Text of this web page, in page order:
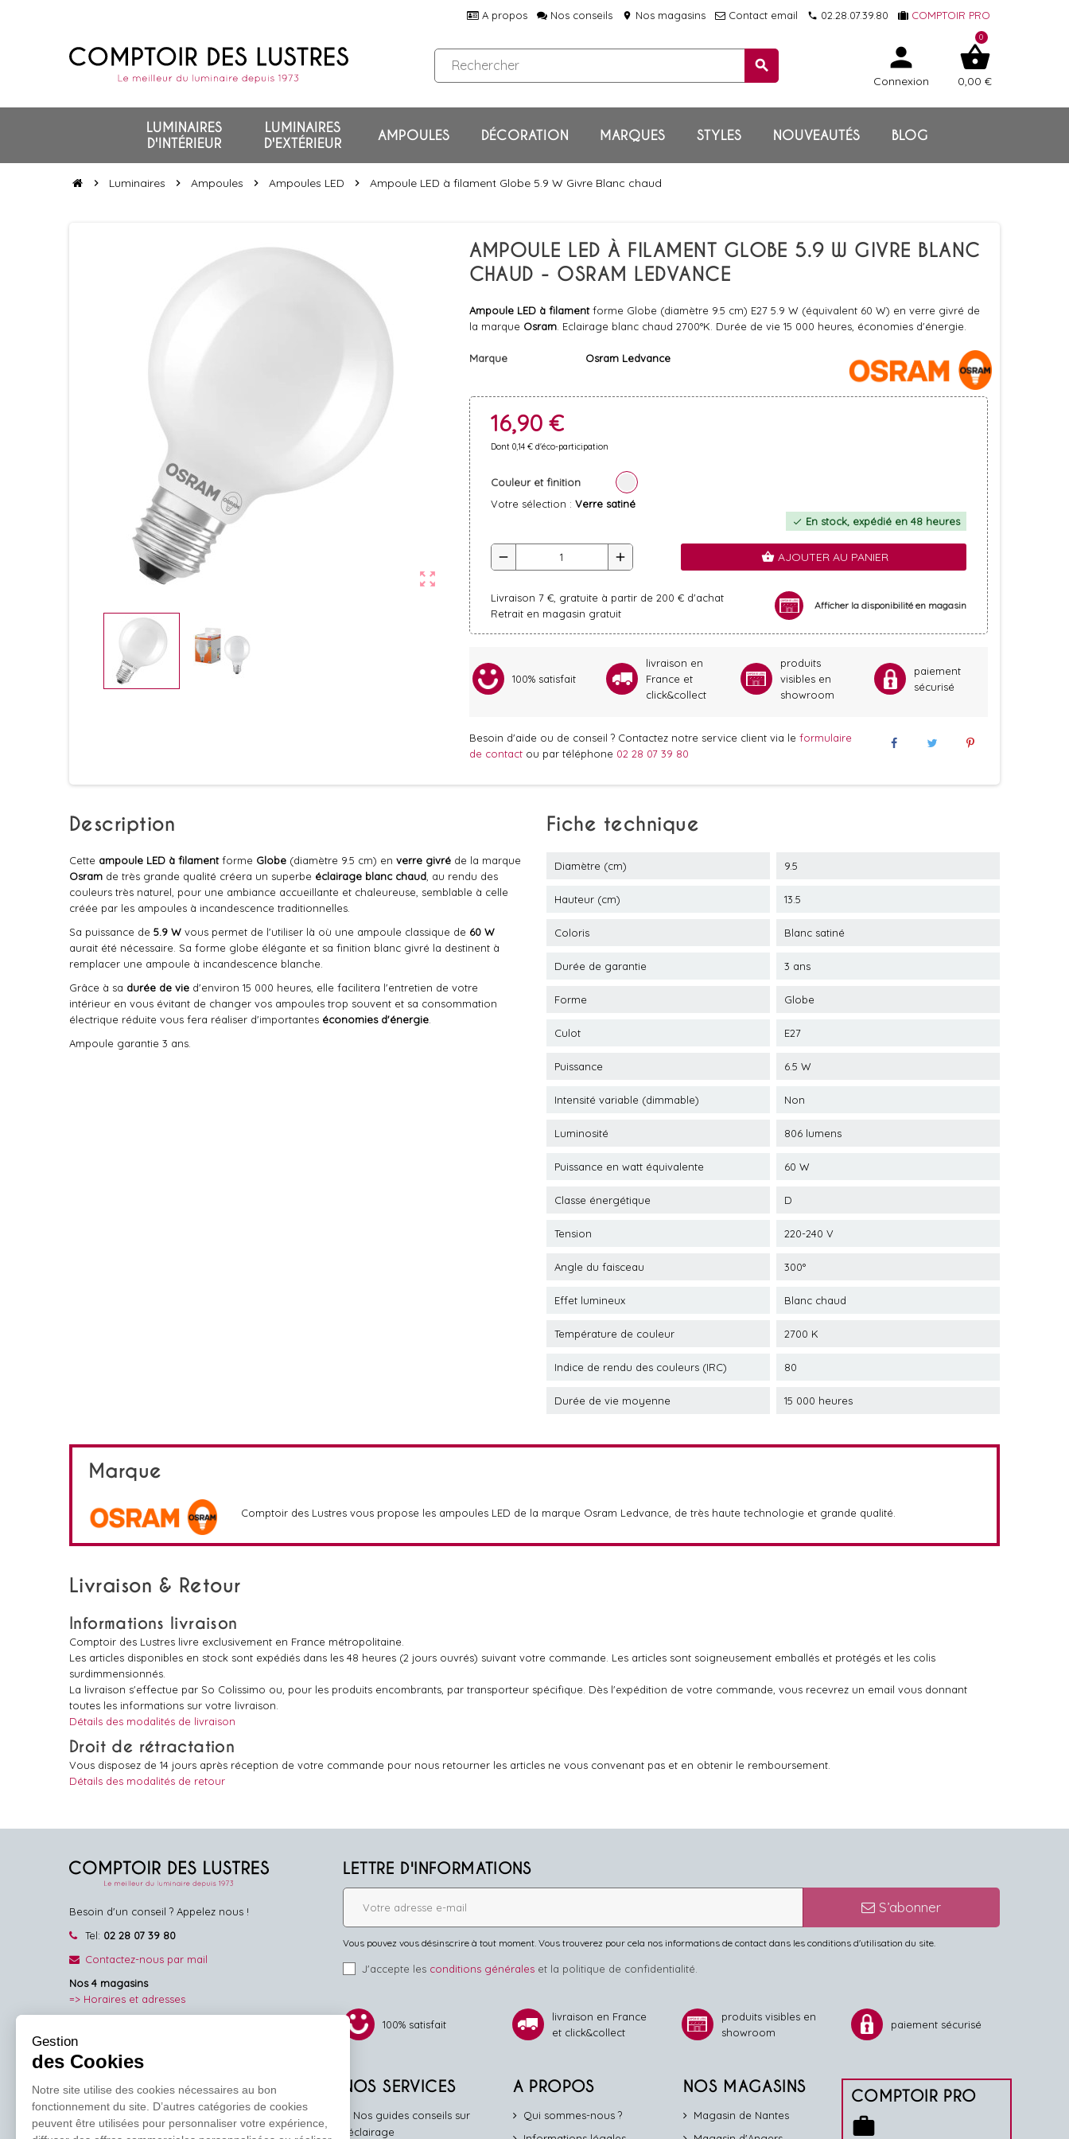
A propos Nos conseils location_on Nos magasins Contact email local_phone 02.28.07.39.80 COMPTOIR PRO
search person
Connexion
shopping_basket
0,00 €
0
LUMINAIRES
D'INTÉRIEUR
LUMINAIRES
D'EXTÉRIEUR
AMPOULES DÉCORATION MARQUES STYLES NOUVEAUTÉS BLOG
chevron_right Luminaires chevron_right Ampoules chevron_right Ampoules LED chevron_right Ampoule LED à filament Globe 5.9 W Givre Blanc chaud
zoom_out_map
AMPOULE LED À FILAMENT GLOBE 5.9 W GIVRE BLANC
CHAUD - OSRAM LEDVANCE
Ampoule LED à filamentforme Globe (diamètre 9.5 cm) E27 5.9 W (équivalent 60 W) en verre givré de
la marque Osram. Eclairage blanc chaud 2700°K. Durée de vie 15 000 heures, économies d'énergie.
Marque Osram Ledvance
16,90 €
Dont 0,14 € d'éco-participation
Couleur et finition
Votre sélection : Verre satiné
check En stock, expédié en 48 heures
remove add shopping_basket AJOUTER AU PANIER
Livraison 7 €, gratuite à partir de 200 € d'achat
Retrait en magasin gratuit
Afficher la disponibilité en magasin
100% satisfait
livraison en
France et
click&collect
produits
visibles en
showroom
paiement
sécurisé
Besoin d'aide ou de conseil ? Contactez notre service client via le formulaire
de contact ou par téléphone 02 28 07 39 80
Description
Cette ampoule LED à filamentforme Globe (diamètre 9.5 cm) en verre givré de la marque
Osram de très grande qualité créera un superbe éclairage blanc chaud , au rendu des
couleurs très naturel, pour une ambiance accueillante et chaleureuse, semblable à celle
créée par les ampoules à incandescence traditionnelles.
Sa puissance de 5.9 W vous permet de l'utiliser là où une ampoule classique de 60 W
aurait été nécessaire. Sa forme globe élégante et sa finition blanc givré la destinent à
remplacer une ampoule à incandescence blanche.
Grâce à sa durée de vie d'environ 15 000 heures, elle facilitera l'entretien de votre
intérieur en vous évitant de changer vos ampoules trop souvent et sa consommation
électrique réduite vous fera réaliser d'importantes économies d'énergie
Ampoule garantie 3 ans.
Fiche technique
Diamètre (cm) 9.5
Hauteur (cm) 13.5
Coloris Blanc satiné
Durée de garantie 3 ans
Forme Globe
Culot E27
Puissance 6.5 W
Intensité variable (dimmable) Non
Luminosité 806 lumens
Puissance en watt équivalente 60 W
Classe énergétique D
Tension 220-240 V
Angle du faisceau 300°
Effet lumineux Blanc chaud
Température de couleur 2700 K
Indice de rendu des couleurs (IRC) 80
Durée de vie moyenne 15 000 heures
Marque
Comptoir des Lustres vous propose les ampoules LED de la marque Osram Ledvance, de très haute technologie et grande qualité.
Livraison & Retour
Informations livraison
Comptoir des Lustres livre exclusivement en France métropolitaine.
Les articles disponibles en stock sont expédiés dans les 48 heures (2 jours ouvrés) suivant votre commande. Les articles sont soigneusement emballés et protégés et les colis
surdimmensionnés.
La livraison s'effectue par So Colissimo ou, pour les produits encombrants, par transporteur spécifique. Dès l'expédition de votre commande, vous recevrez un email vous donnant
toutes les informations sur votre livraison.
Détails des modalités de livraison
Droit de rétractation
Vous disposez de 14 jours après réception de votre commande pour nous retourner les articles ne vous convenant pas et en obtenir le remboursement.
Détails des modalités de retour
Besoin d'un conseil ? Appelez nous !
Tel: 02 28 07 39 80
Contactez-nous par mail
Nos 4 magasins
=> Horaires et adresses
NOUS SUIVRE
Facebook
LETTRE D'INFORMATIONS
S’abonner
Vous pouvez vous désinscrire à tout moment. Vous trouverez pour cela nos informations de contact dans les conditions d'utilisation du site.
J'accepte les conditions généraleset la politique de confidentialité.
100% satisfait
livraison en France
et click&collect
produits visibles en
showroom
paiement sécurisé
NOS SERVICES
Nos guides conseils sur
l'éclairage
A PROPOS
Qui sommes-nous ?
NOS MAGASINS
Magasin de Nantes
COMPTOIR PRO
work
Gestion
des Cookies
Notre site utilise des cookies nécessaires au bon
fonctionnement du site. D’autres catégories de cookies
peuvent être utilisées pour personnaliser votre expérience,